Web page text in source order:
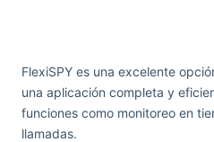
FlexiSPY es una excelente
una aplicación completa y
funciones como monitoreo en
llamadas.